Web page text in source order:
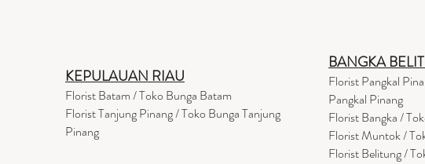
KEPULAUAN RIAU
Florist Batam / Toko Bunga Batam
Florist Tanjung Pinang / Toko Bunga Tanjung
Pinang
BANGKA
Florist Pangkal
Pangkal Pinang
Florist Bangka /
Florist Muntok /
Florist Belitung /